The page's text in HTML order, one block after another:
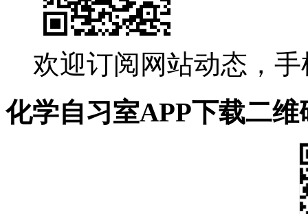
欢迎订阅网站动态，
化学自习室APP下载二维